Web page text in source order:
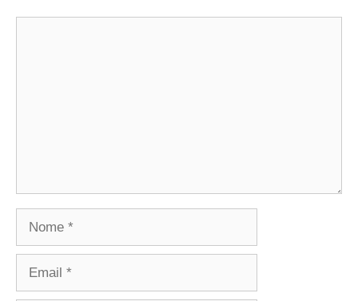
Nome
Email